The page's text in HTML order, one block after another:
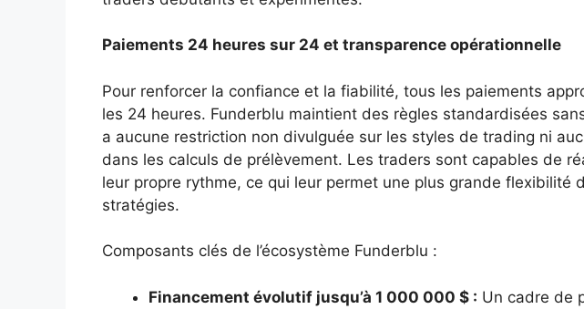
Paiements 24 heures sur 24 et transparence opérationnelle
Pour renforcer la confiance et la fiabilité, tous les paiements
les 24 heures. Funderblu maintient des règles standardisées
a aucune restriction non divulguée sur les styles de trading ni
dans les calculs de prélèvement. Les traders sont capables de
leur propre rythme, ce qui leur permet une plus grande flexibilité
stratégies.
Composants clés de l’écosystème Funderblu :
Financement évolutif jusqu’à 1 000 000 $ : Un cadre de